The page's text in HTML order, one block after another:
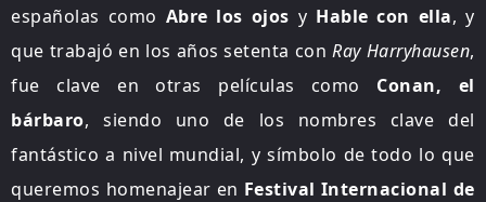
españolas como Abre los ojos y Hable con ella, y
que trabajó en los años setenta conRay Harryhausen,
fue clave en otras películas como Conan, el
bárbaro, siendo uno de los nombres clave del
fantástico a nivel mundial, y símbolo de todo lo que
queremos homenajear en Festival Internacional de